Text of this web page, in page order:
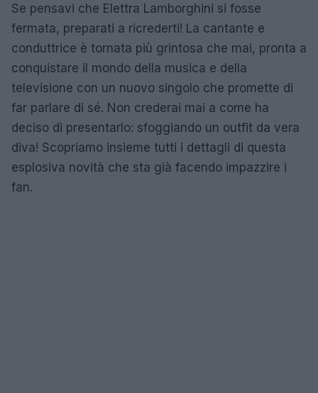
Se pensavi che Elettra Lamborghini si fosse
fermata, preparati a ricrederti! La cantante e
conduttrice è tornata più grintosa che mai, pronta a
conquistare il mondo della musica e della
televisione con un nuovo singolo che promette di
far parlare di sé. Non crederai mai a come ha
deciso di presentarlo: sfoggiando un outfit da vera
diva! Scopriamo insieme tutti i dettagli di questa
esplosiva novità che sta già facendo impazzire i
fan.